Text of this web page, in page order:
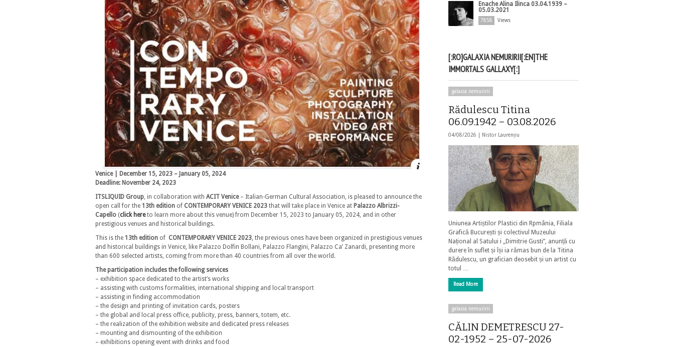
Venice | December 15, 2023 – January 05, 2024
Deadline: November 24, 2023
ITSLIQUID Group, in collaboration with ACIT Venice– Italian-German Cultural Association, is pleased to announce the
open call for the 13th edition of CONTEMPORARY VENICE 2023 that will take place in Venice at Palazzo Albrizzi-
Capello (click hereto learn more about this venue) from December 15, 2023 to January 05, 2024, and in other
prestigious venues and historical buildings.
This is the 13th edition of CONTEMPORARY VENICE 2023, the previous ones have been organized in prestigious venues
and historical buildings in Venice, like Palazzo Dolfin Bollani, Palazzo Flangini, Palazzo Ca’ Zanardi, presenting more
than 600 selected artists, coming from more than 40 countries from all over the world.
The participation includes the following services
– exhibition space dedicated to the artist’s works
– assisting with customs formalities, international shipping and local transport
– assisting in finding accommodation
– the design and printing of invitation cards, posters
– the global and local press office, publicity, press, banners, totem, etc.
– the realization of the exhibition website and dedicated press releases
– mounting and dismounting of the exhibition
– exhibitions opening event with drinks and food
Enache Alina Ilinca 03.04.1939 –
05.03.2021
7858 Views
[:RO]GALAXIA NEMURIRII[:EN]THE
IMMORTALS GALLAXY[:]
galaxia nemuririi
Rădulescu Titina
06.09.1942 – 03.08.2026
04/08/2026 | Nistor Laurențiu
Uniunea Artiștilor Plastici din Rpmânia, Filiala
Grafică București și colectivul Muzeului
Național al Satului i „Dimitrie Gusti”, anunță cu
durere în suflet și își ia rămas bun de la Titina
Rădulescu, un grafician deosebit și un artist cu
totul …
Read More
galaxia nemuririi
CĂLIN DEMETRESCU 27-
02-1952 – 25-07-2026